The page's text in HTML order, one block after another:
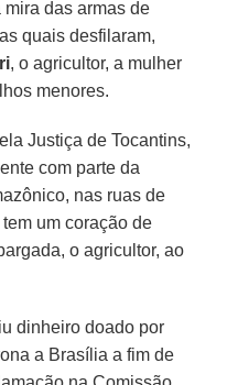
das armas de
quais desfilaram,
, o agricultor, a mulher
menores.
Justiça de Tocantins,
com parte da
nas ruas de
um coração de
o agricultor, ao
dinheiro doado por
a Brasília a fim de